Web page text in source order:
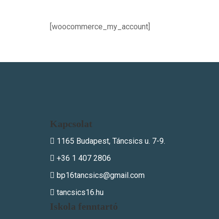
[woocommerce_my_account]
Kapcsolat
1165 Budapest, Táncsics u. 7-9.
+36 1 407 2806
bp16tancsics@gmail.com
tancsics16.hu
Iskola fenntartó